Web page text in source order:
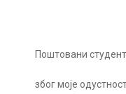
Поштовани
због моје